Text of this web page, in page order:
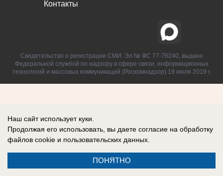
Контакты
Свидетельство о регистрации СМИ: Эл № ФС 77-76240, выдано
Федеральной службой по надзору в сфере связи, информационных
технологий и массовых коммуникаций (Роскомнадзор) 19 июля 2019 г.
Наш сайт использует куки.
Продолжая его использовать, вы даете согласие на обработку
файлов cookie и пользовательских данных.
ПОНЯТНО